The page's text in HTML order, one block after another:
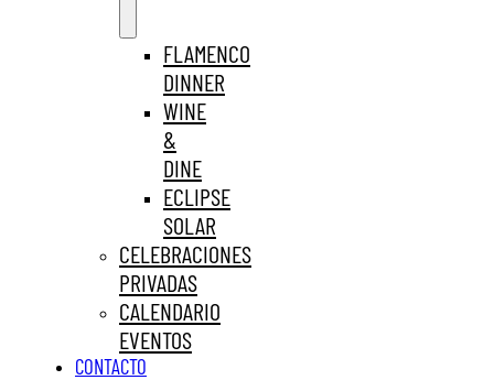
FLAMENCO
DINNER
WINE
&
DINE
ECLIPSE
SOLAR
CELEBRACIONES
PRIVADAS
CALENDARIO
EVENTOS
CONTACTO